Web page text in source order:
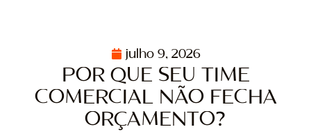
julho 9, 2026
POR QUE SEU TIME
COMERCIAL NÃO FECHA
ORÇAMENTO?